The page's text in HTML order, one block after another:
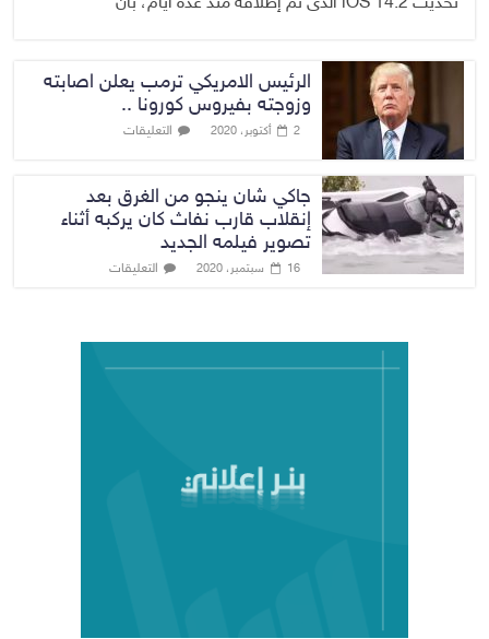
الرئيس الامريكي ترمب يعلن اصابته
وزوجته بفيروس كورونا ..
2 أكتوبر، 2020 التعليقات
جاكي شان ينجو من الغرق بعد
إنقلاب قارب نفاث كان يركبه أثناء
تصوير فيلمه الجديد
16 سبتمبر، 2020 التعليقات